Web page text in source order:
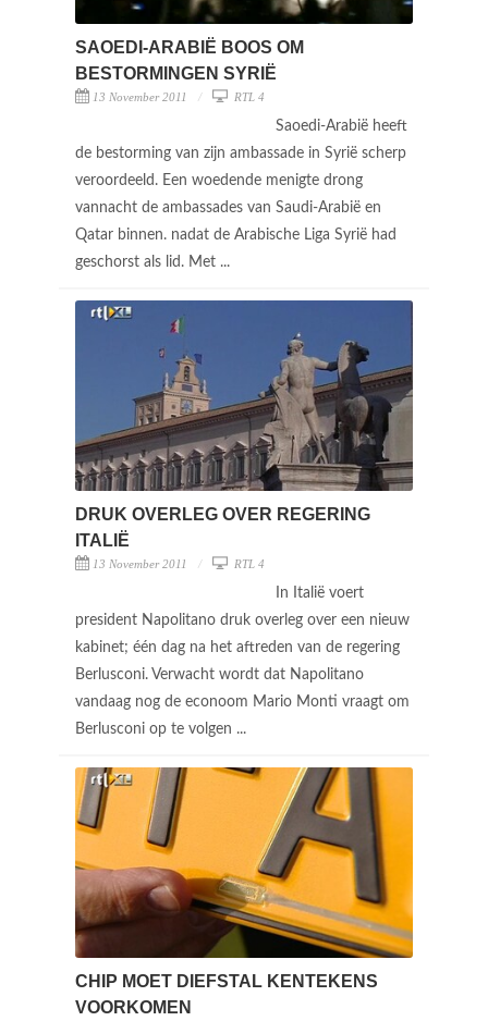
SAOEDI-ARABIË BOOS OM
BESTORMINGEN SYRIË
13 November 2011 RTL 4
Saoedi-Arabië heeft
de bestorming van zijn ambassade in Syrië scherp
veroordeeld. Een woedende menigte drong
vannacht de ambassades van Saudi-Arabië en
Qatar binnen. nadat de Arabische Liga Syrië had
geschorst als lid. Met ...
DRUK OVERLEG OVER REGERING
ITALIË
13 November 2011 RTL 4
In Italië voert
president Napolitano druk overleg over een nieuw
kabinet; één dag na het aftreden van de regering
Berlusconi. Verwacht wordt dat Napolitano
vandaag nog de econoom Mario Monti vraagt om
Berlusconi op te volgen ...
CHIP MOET DIEFSTAL KENTEKENS
VOORKOMEN